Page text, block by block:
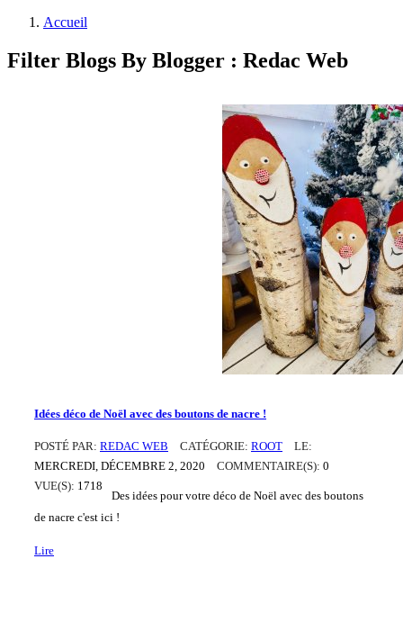
Accueil
Filter Blogs By Blogger : Redac Web
Idées déco de Noël avec des boutons de nacre !
POSTÉ PAR: REDAC WEB CATÉGORIE: ROOT
LE:
MERCREDI, DÉCEMBRE 2, 2020 COMMENTAIRE(S): 0
VUE(S): 1718
Des idées pour votre déco de Noël avec des boutons
de nacre c'est ici !
Lire